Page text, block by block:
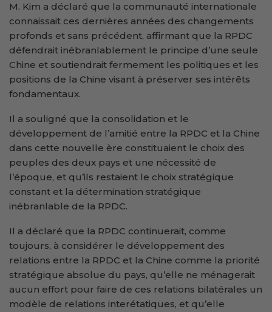
M. Kim a déclaré que la communauté internationale
connaissait ces dernières années des changements
profonds et sans précédent, affirmant que la RPDC
défendrait inébranlablement le principe d’une seule
Chine et soutiendrait fermement les politiques et les
positions de la Chine visant à préserver ses intérêts
fondamentaux.
Il a souligné que la consolidation et le
développement de l’amitié entre la RPDC et la Chine
dans cette nouvelle ère constituaient le choix des
peuples des deux pays et une nécessité de
l’époque, et qu’ils restaient le choix stratégique
constant et la détermination stratégique
inébranlable de la RPDC.
Il a déclaré que la RPDC continuerait, comme
toujours, à considérer le développement des
relations entre la RPDC et la Chine comme la priorité
stratégique absolue du pays, qu’elle ne ménagerait
aucun effort pour faire de ces relations bilatérales un
modèle de relations interétatiques, et qu’elle